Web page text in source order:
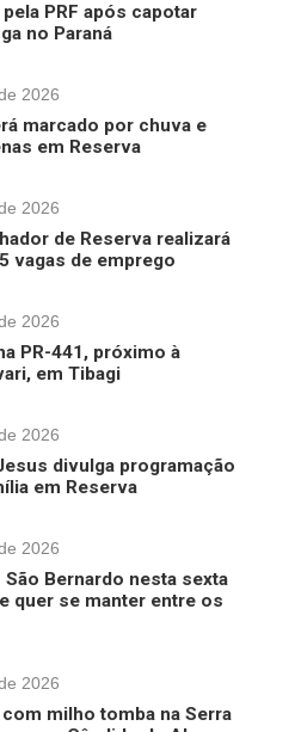
PRF após capotar
no Paraná
2026
marcado por chuva e
em Reserva
2026
de Reserva realizará
vagas de emprego
2026
PR-441, próximo à
em Tibagi
2026
divulga programação
em Reserva
2026
Bernardo nesta sexta
quer se manter entre os
2026
milho tomba na Serra